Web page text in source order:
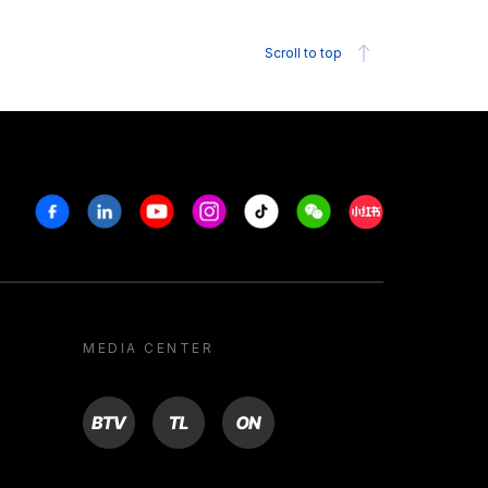
Scroll to top
FacebookLinkedinYoutubeInstagram
Tiktok WeechatXiaohongshu/
MEDIA CENTER
BTV TL ON